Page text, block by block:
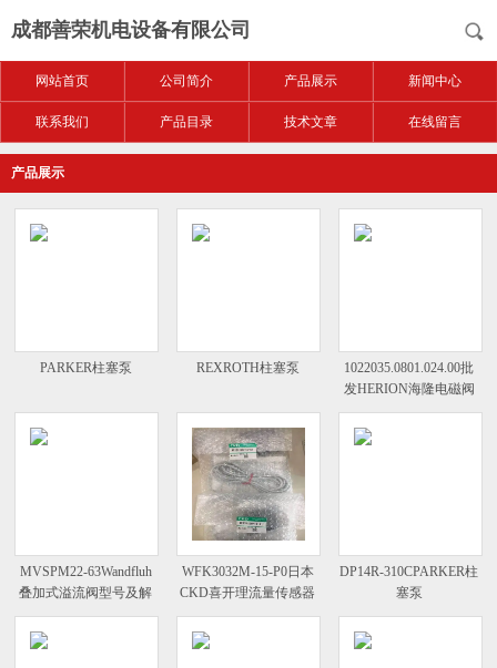
成都善荣机电设备有限公司
网站首页 公司简介 产品展示 新闻中心
联系我们 产品目录 技术文章 在线留言
产品展示
PARKER柱塞泵 REXROTH柱塞泵
1022035.0801.024.00批
发HERION海隆电磁阀
MVSPM22-63Wandfluh
叠加式溢流阀型号及解
析
WFK3032M-15-P0日本
CKD喜开理流量传感器
WFK系列
DP14R-310CPARKER柱
塞泵